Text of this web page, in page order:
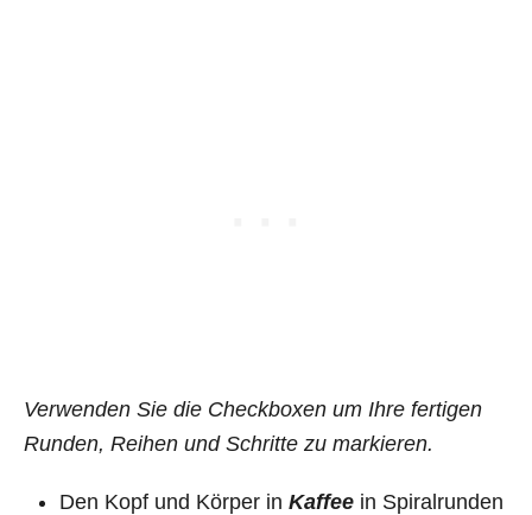
Verwenden Sie die Checkboxen um Ihre fertigen
Runden, Reihen und Schritte zu markieren.
Den Kopf und Körper in Kaffee in Spiralrunden